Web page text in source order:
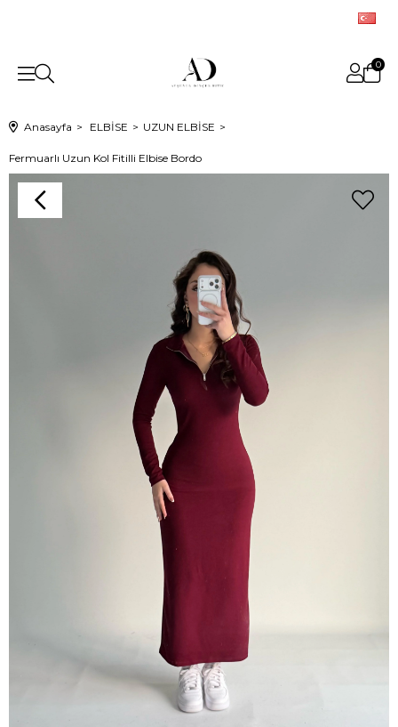
0
Anasayfa ELBİSE UZUN ELBİSE
Fermuarlı Uzun Kol Fitilli Elbise Bordo